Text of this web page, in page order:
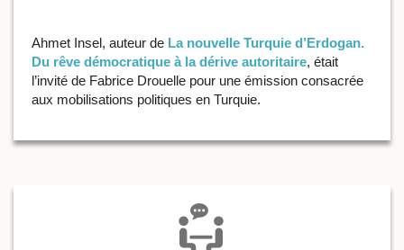
Ahmet Insel, auteur de La nouvelle Turquie d’Erdogan.
Du rêve démocratique à la dérive autoritaire, était
l’invité de Fabrice Drouelle pour une émission consacrée
aux mobilisations politiques en Turquie.